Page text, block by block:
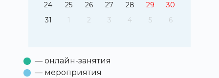
24
25 26 27 28 29
30
31
1 2 3 4 5 6
— онлайн-занятия
— мероприятия